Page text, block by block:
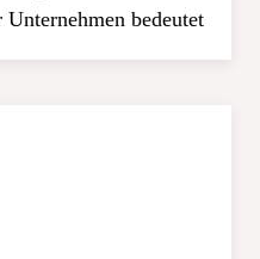
bedeutet